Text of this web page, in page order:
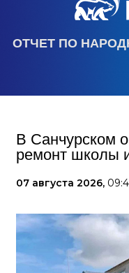
ОТЧЕТ ПО
В Санчурском
ремонт школы
07 августа 2026,